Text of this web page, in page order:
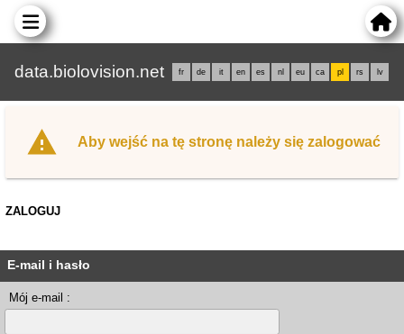
data.biolovision.net fr de it en es nl eu ca pl rs lv
Aby wejść na tę stronę należy się zalogować
ZALOGUJ
E-mail i hasło
Mój e-mail :